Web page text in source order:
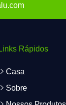
Links Rápidos
Casa
Sobre